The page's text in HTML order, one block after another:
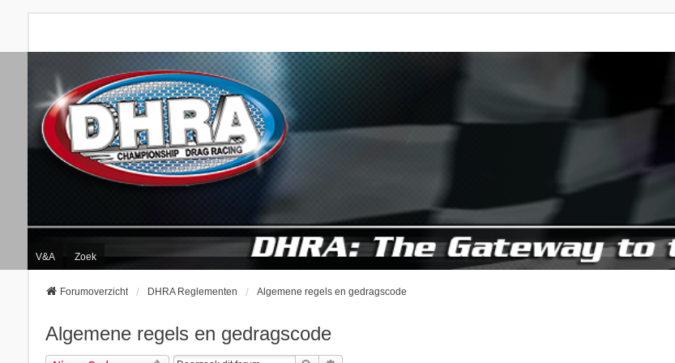
V&A Zoek
Forumoverzicht DHRA Reglementen Algemene regels en gedragscode
Algemene regels en gedragscode